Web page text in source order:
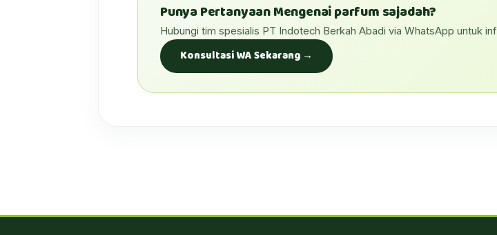
Punya Pertanyaan Mengenai parfum sajadah?
Hubungi tim spesialis PT Indotech Berkah Abadi via WhatsApp untuk
Konsultasi WA Sekarang →